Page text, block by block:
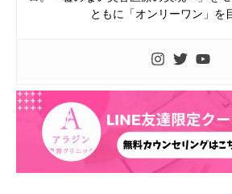
ともに「オンリーワン」を